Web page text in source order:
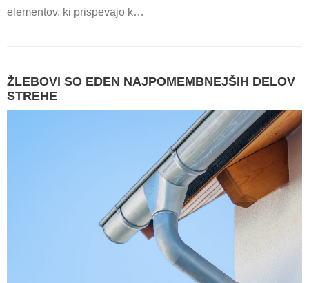
elementov, ki prispevajo k…
ŽLEBOVI SO EDEN NAJPOMEMBNEJŠIH DELOV
STREHE